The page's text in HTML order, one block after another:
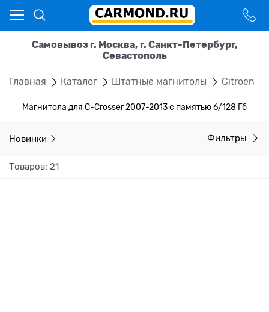
Самовывоз г. Москва, г. Санкт-Петербург,
Севастополь
Главная Каталог Штатные магнитолы Citroen
Магнитола для C-Crosser 2007-2013 с памятью 6/128 Гб
Новинки Фильтры
Товаров: 21